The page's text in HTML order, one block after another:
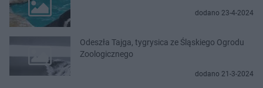
dodano 23-4-2024
Odeszła Tajga, tygrysica ze Śląskiego Ogrodu
Zoologicznego
dodano 21-3-2024